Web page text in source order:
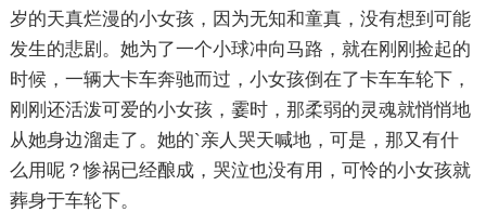
岁的天真烂漫的小女孩，因为无知和童真，没有想到可能
发生的悲剧。她为了一个小球冲向马路，就在刚刚捡起的
时候，一辆大卡车奔驰而过，小女孩倒在了卡车车轮下，
刚刚还活泼可爱的小女孩，霎时，那柔弱的灵魂就悄悄地
从她身边溜走了。她的`亲人哭天喊地，可是，那又有什
么用呢？惨祸已经酿成，哭泣也没有用，可怜的小女孩就
葬身于车轮下。